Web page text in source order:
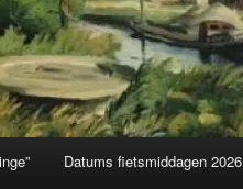
Datums fietsmiddagen 2026